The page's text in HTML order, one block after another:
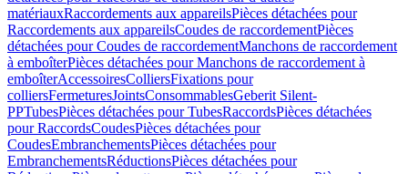
matériauxRaccordements aux appareilsPièces détachées pour
Raccordements aux appareilsCoudes de raccordementPièces
détachées pour Coudes de raccordementManchons de raccordement
à emboîterPièces détachées pour Manchons de raccordement à
emboîterAccessoiresColliersFixations pour
colliersFermeturesJointsConsommablesGeberit Silent-
PPTubesPièces détachées pour TubesRaccordsPièces détachées
pour RaccordsCoudesPièces détachées pour
CoudesEmbranchementsPièces détachées pour
EmbranchementsRéductionsPièces détachées pour